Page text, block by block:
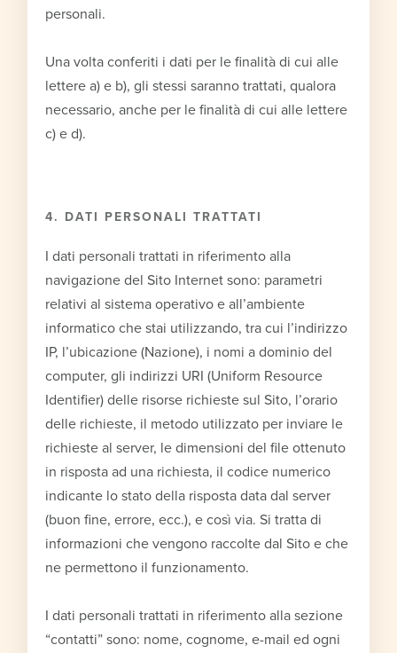
personali.
Una volta conferiti i dati per le finalità di cui alle
lettere a) e b), gli stessi saranno trattati, qualora
necessario, anche per le finalità di cui alle lettere
c) e d).
4. DATI PERSONALI TRATTATI
I dati personali trattati in riferimento alla
navigazione del Sito Internet sono: parametri
relativi al sistema operativo e all’ambiente
informatico che stai utilizzando, tra cui l’indirizzo
IP, l’ubicazione (Nazione), i nomi a dominio del
computer, gli indirizzi URI (Uniform Resource
Identifier) delle risorse richieste sul Sito, l’orario
delle richieste, il metodo utilizzato per inviare le
richieste al server, le dimensioni del file ottenuto
in risposta ad una richiesta, il codice numerico
indicante lo stato della risposta data dal server
(buon fine, errore, ecc.), e così via. Si tratta di
informazioni che vengono raccolte dal Sito e che
ne permettono il funzionamento.
I dati personali trattati in riferimento alla sezione
“contatti” sono: nome, cognome, e-mail ed ogni